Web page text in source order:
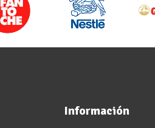
Información